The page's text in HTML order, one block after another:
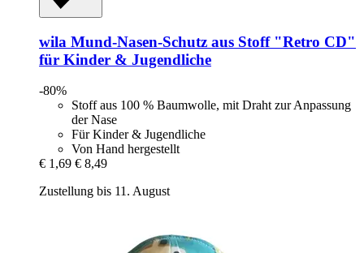
wila Mund-​​Nasen-​​Schutz aus Stoff "Retro CD"
für Kinder & Jugendliche
-80%
Stoff aus 100 % Baumwolle, mit Draht zur Anpassung
der Nase
Für Kinder & Jugendliche
Von Hand hergestellt
€ 1,69 € 8,49
Zustellung bis 11. August